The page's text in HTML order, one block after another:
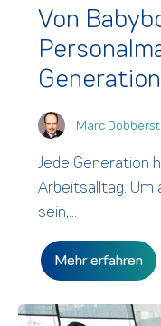
Von
Marc
Jede Generation
Arbeitsalltag.
sein,...
Mehr erfahren